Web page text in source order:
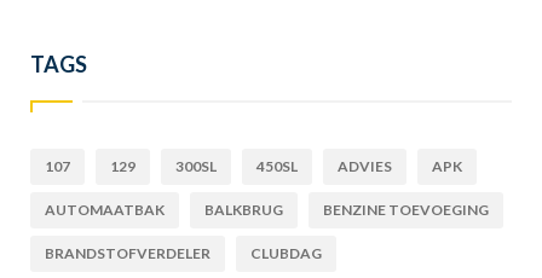
TAGS
107 129 300SL 450SL ADVIES APK
AUTOMAATBAK BALKBRUG BENZINE TOEVOEGING
BRANDSTOFVERDELER CLUBDAG